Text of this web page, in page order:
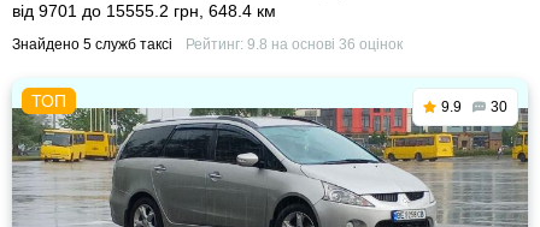
від 9701 до 15555.2 грн 648.4 км
Знайдено 5 служб таксі Рейтинг: 9.8 на основі 36 оцінок
9.9 30